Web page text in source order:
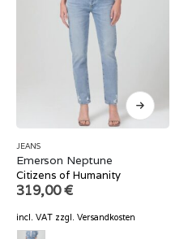
JEANS
Emerson Neptune
Citizens of Humanity
319,00€
incl. VAT zzgl. Versandkosten